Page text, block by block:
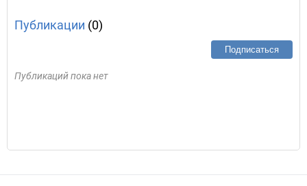
Публикации (0)
Подписаться
Публикаций пока нет